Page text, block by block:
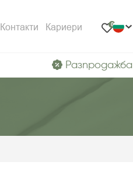
0
Разпродажба
Контакти Кариери